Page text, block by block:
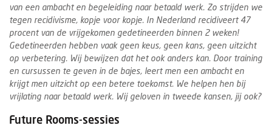
van een ambacht en begeleiding naar betaald werk. Zo strijden we
tegen recidivisme, kopje voor kopje. In Nederland recidiveert 47
procent van de vrijgekomen gedetineerden binnen 2 weken!
Gedetineerden hebben vaak geen keus, geen kans, geen uitzicht
op verbetering. Wij bewijzen dat het ook anders kan. Door training
en cursussen te geven in de bajes, leert men een ambacht en
krijgt men uitzicht op een betere toekomst. We helpen hen bij
vrijlating naar betaald werk. Wij geloven in tweede kansen, jij ook?
Future Rooms-sessies